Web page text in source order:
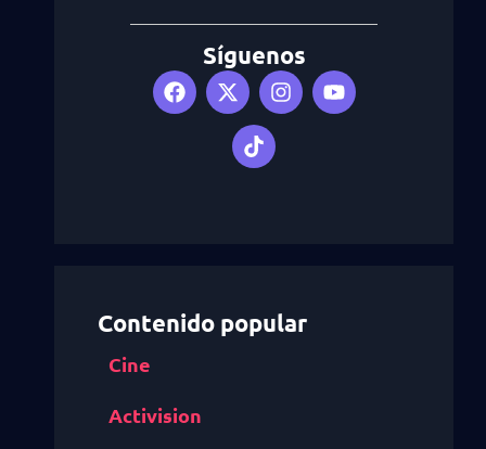
Síguenos
Contenido popular
Cine
Activision